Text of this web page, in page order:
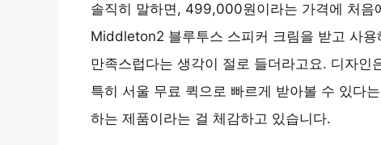
솔직히 말하면, 499,000원이라는 가격에 처음
Middleton2 블루투스 스피커 크림을 받고 사
만족스럽다는 생각이 절로 들더라고요. 디자
특히 서울 무료 퀵으로 빠르게 받아볼 수 있다
하는 제품이라는 걸 체감하고 있습니다.